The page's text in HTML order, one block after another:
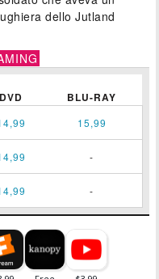
dello Jutland
DVD BLU-RAY
15,99
-
-